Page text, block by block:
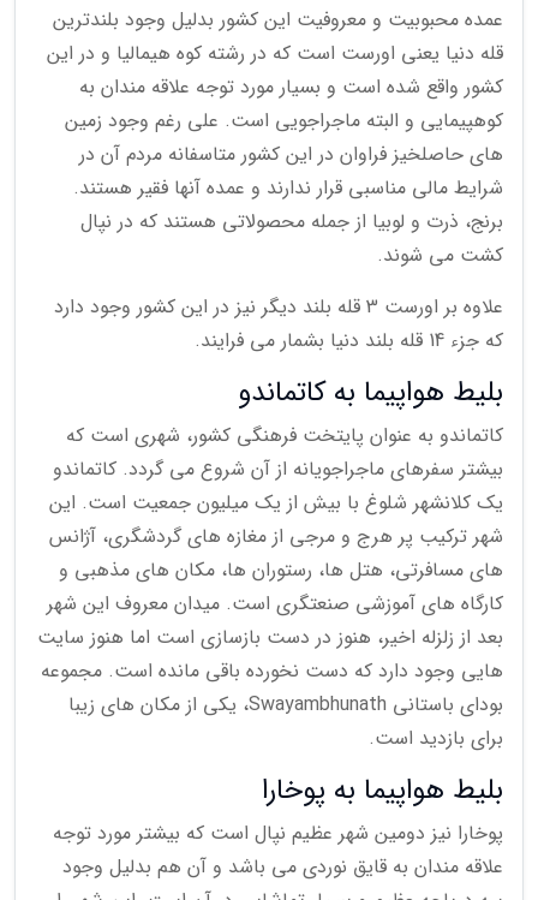
عمده محبوبیت و معروفیت این کشور بدلیل وجود بلندترین
قله دنیا یعنی اورست است که در رشته کوه هیمالیا و در این
کشور واقع شده است و بسیار مورد توجه علاقه مندان به
کوهپیمایی و البته ماجراجویی است. علی رغم وجود زمین
های حاصلخیز فراوان در این کشور متاسفانه مردم آن در
شرایط مالی مناسبی قرار ندارند و عمده آنها فقیر هستند.
برنج، ذرت و لوبیا از جمله محصولاتی هستند که در نپال
کشت می شوند.
علاوه بر اورست 3 قله بلند دیگر نیز در این کشور وجود دارد
که جزء 14 قله بلند دنیا بشمار می فرایند.
بلیط هواپیما به کاتماندو
کاتماندو به عنوان پایتخت فرهنگی کشور، شهری است که
بیشتر سفرهای ماجراجویانه از آن شروع می گردد. کاتماندو
یک کلانشهر شلوغ با بیش از یک میلیون جمعیت است. این
شهر ترکیب پر هرج و مرجی از مغازه های گردشگری، آژانس
های مسافرتی، هتل ها، رستوران ها، مکان های مذهبی و
کارگاه های آموزشی صنعتگری است. میدان معروف این شهر
بعد از زلزله اخیر، هنوز در دست بازسازی است اما هنوز سایت
هایی وجود دارد که دست نخورده باقی مانده است. مجموعه
بودای باستانی Swayambhunath، یکی از مکان های زیبا
برای بازدید است.
بلیط هواپیما به پوخارا
پوخارا نیز دومین شهر عظیم نپال است که بیشتر مورد توجه
علاقه مندان به قایق نوردی می باشد و آن هم بدلیل وجود